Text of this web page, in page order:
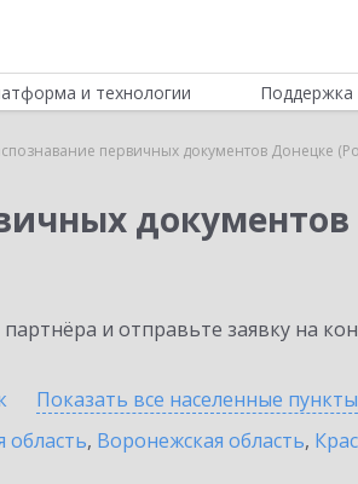
и технологии Поддержка
первичных документов Донецке
документов
и отправьте заявку на
Показать все населенные пункты
область, Воронежская область,